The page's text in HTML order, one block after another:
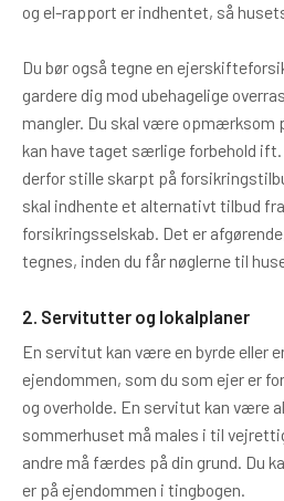
og el-rapport er indhentet, så
Du bør også tegne en
gardere dig mod ubehagelige
mangler. Du skal være opmærksom
kan have taget særlige forbehold ift.
derfor stille skarpt på
skal indhente et alternativt tilbud
forsikringsselskab. Det er
tegnes, inden du får nøglerne til
2. Servitutter og lokalplaner
En servitut kan være en byrde eller
ejendommen, som du som ejer er
og overholde. En servitut kan være
sommerhuset må males i til
andre må færdes på din grund. Du
er på ejendommen i tingbogen.